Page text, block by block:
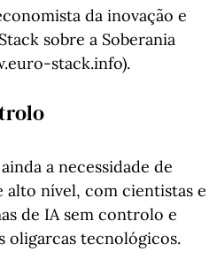
da inovação e
sobre a Soberania
stack.info).
a necessidade de
alto nível, com cientistas e
de IA sem controlo e
oligarcas tecnológicos.